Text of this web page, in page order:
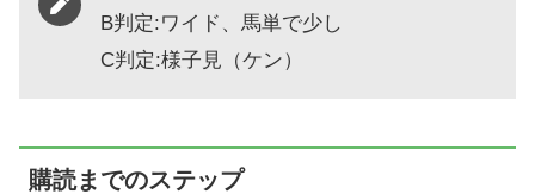
B判定:ワイド、馬単で少し
C判定:様子見（ケン）
購読までのステップ